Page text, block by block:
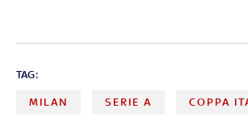
TAG:
MILAN SERIE A COPPA